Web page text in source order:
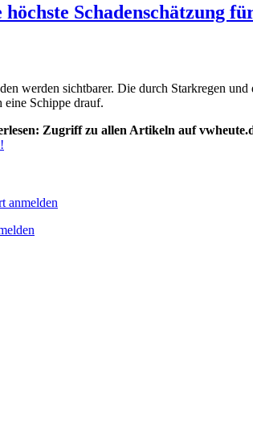
Schadenschätzung
werden sichtbarer. Die durch Starkregen
Schippe drauf.
Zugriff zu allen Artikeln auf